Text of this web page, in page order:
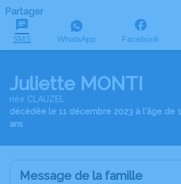
Partager
SMS WhatsApp Facebook
Juliette MONTI
née CLAUZEL
décédée le 11 décembre 2023 à l'âge de
ans
Message de la famille